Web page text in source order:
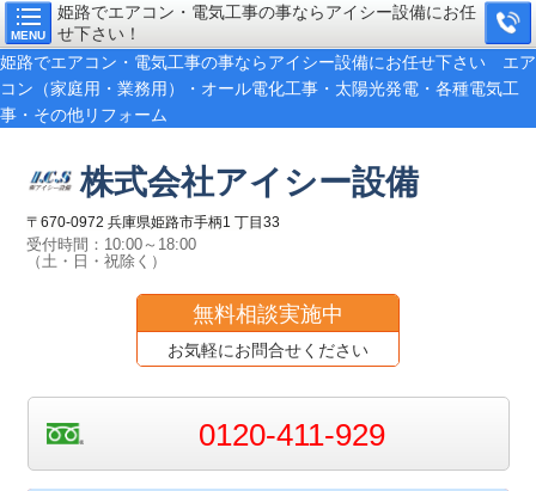
MENU
姫路でエアコン・電気工事の事ならアイシー設備にお任
せ下さい！
姫路でエアコン・電気工事の事ならアイシー設備にお任せ下さい エア
コン（家庭用・業務用）・オール電化工事・太陽光発電・各種電気工
事・その他リフォーム
株式会社アイシー設備
〒670-0972 兵庫県姫路市手柄1 丁目33
受付時間：10:00～18:00
（土・日・祝除く）
無料相談実施中
お気軽にお問合せください
0120-411-929